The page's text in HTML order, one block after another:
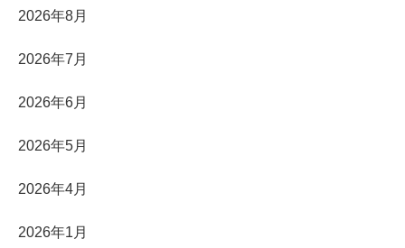
2026年8月
2026年7月
2026年6月
2026年5月
2026年4月
2026年1月